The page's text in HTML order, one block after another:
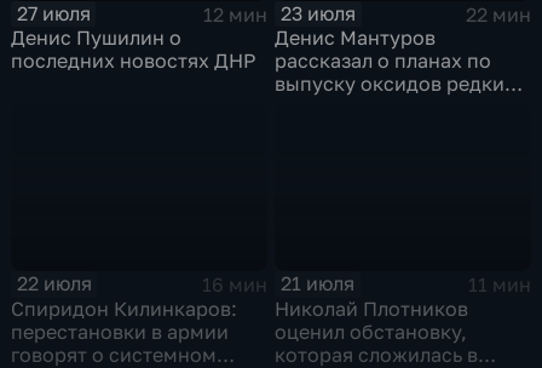
27 июля
12 мин
Денис Пушилин о
последних новостях ДНР
23 июля
22 мин
Денис Мантуров
рассказал о планах по
выпуску оксидов редких
22 июля
16 мин
Спиридон Килинкаров:
перестановки в армии
говорят о системном
21 июля
11 мин
Николай Плотников
оценил обстановку,
которая сложилась в